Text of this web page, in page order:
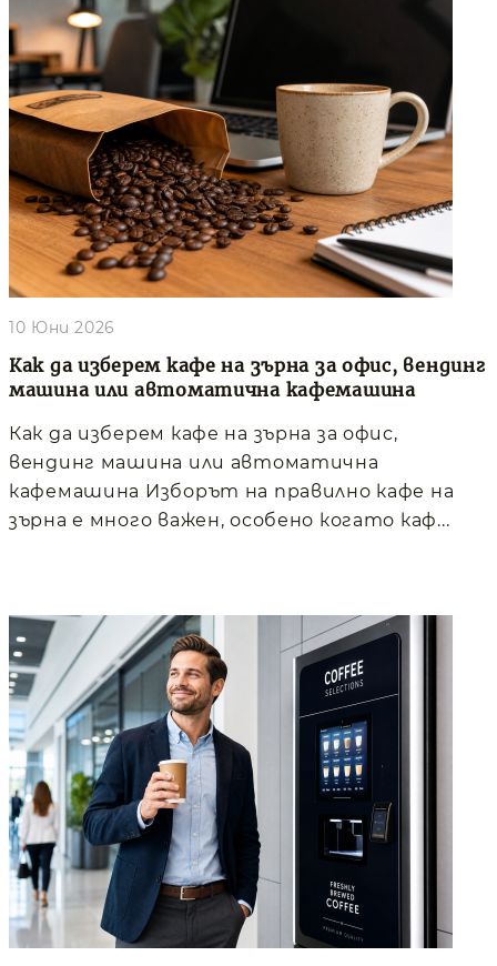
Как да изберем кафе на зърна за офис, вендинг
машина или автоматична кафемашина
10 Юни 2026
Как да изберем кафе на зърна за офис,
вендинг машина или автоматична
кафемашина Изборът на правилно кафе на
зърна е много важен, особено когато каф...